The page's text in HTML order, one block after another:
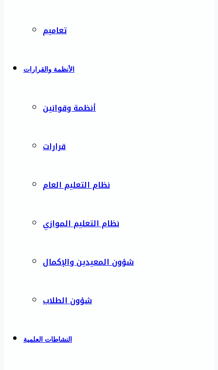
تعاميم
الأنظمة والقرارات
أنظمة وقوانين
قرارات
نظام التعليم العام
نظام التعليم الموازي
شؤون المعيدين والإكمال
شؤون الطلاب
النشاطات العلمية